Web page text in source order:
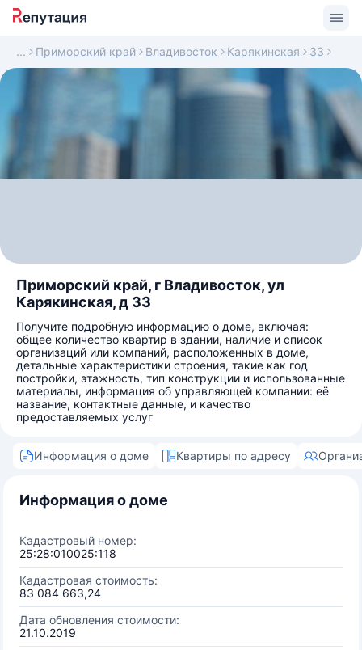
Приморский край Владивосток Карякинская 33
Приморский край, г Владивосток, ул
Карякинская, д 33
Получите подробную информацию о доме, включая:
общее количество квартир в здании, наличие и список
организаций или компаний, расположенных в доме,
детальные характеристики строения, такие как год
постройки, этажность, тип конструкции и использованные
материалы, информация об управляющей компании: её
название, контактные данные, и качество
предоставляемых услуг
Информация о доме Квартиры по адресу
Информация о доме
Кадастровый номер:
25:28:010025:118
Кадастровая стоимость:
83 084 663,24
Дата обновления стоимости:
21.10.2019